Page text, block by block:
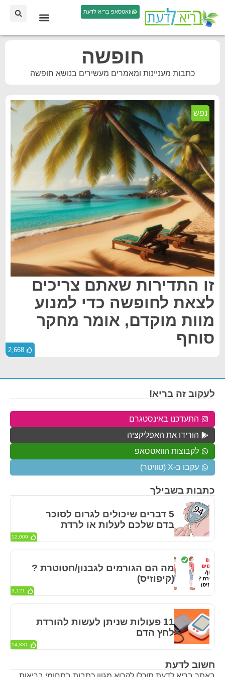
וואטסאפ בריא לדעת
חופשה
כתבות מעניינות ומאמרים מעשירים בנושא חופשה
נפש
זו התדירות שאתם צריכים
לצאת לחופשה כדי למנוע
מוות מוקדם, אומר מחקר
סוחף
2,668
חשוב לדעת
כתבות בשבילך
5 דברים שיכולים לגרום לסוכר
בדם שלכם לעלות או לרדת
12,009
מה הם הגורמים לגבנון/חטוטרת ?
(קיפוזיס)
3,121
11 פעולות שניתן לעשות להורדת
לחץ הדם
14,831
לעקוב זה בריא!
התעדכנו באינסטגרם
הורידו את האפליקציה
לקבוצות הוואטסאפ
עקבו ב-X (טוויטר)